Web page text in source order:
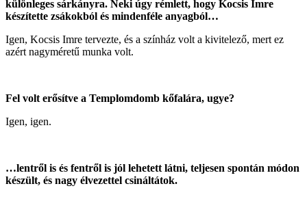
különleges sárkányra. Neki úgy rémlett, hogy Kocsis Imre
készítette zsákokból és mindenféle anyagból…
Igen, Kocsis Imre tervezte, és a színház volt a kivitelező, mert ez
azért nagyméretű munka volt.
Fel volt erősítve a Templomdomb kőfalára, ugye?
Igen, igen.
…lentről is és fentről is jól lehetett látni, teljesen spontán módon
készült, és nagy élvezettel csináltátok.